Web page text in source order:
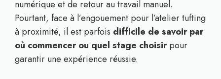
numérique et de retour au travail manuel.
Pourtant, face à l’engouement pour l’atelier tufting
à proximité, il est parfois difficile de savoir par
où commencer ou quel stage choisirpour
garantir une expérience réussie.